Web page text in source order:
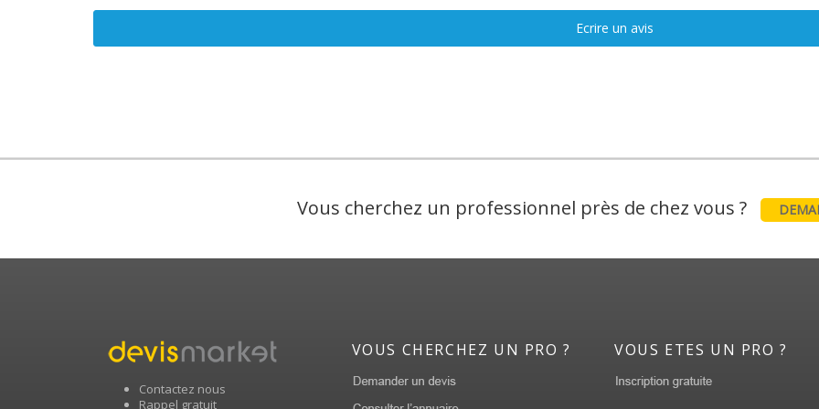
Ecrire un avis
Vous cherchez un professionnel près de chez vous ?
Contactez nous
Rappel gratuit
VOUS CHERCHEZ UN PRO ? VOUS ETES UN PRO ?